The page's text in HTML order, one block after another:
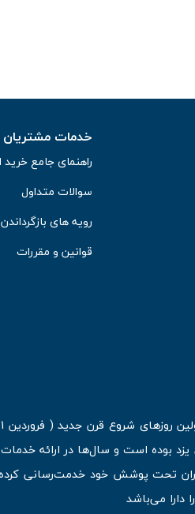
خدمات مشتریان
راهنمای جامع
سوالات متداول
رویه های بازگرداندن
قوانین و مقررات
بوده است و سال‌ها در ارائه
تحت پوشش خود خدمت‌رسانی
دارا می‌باشد